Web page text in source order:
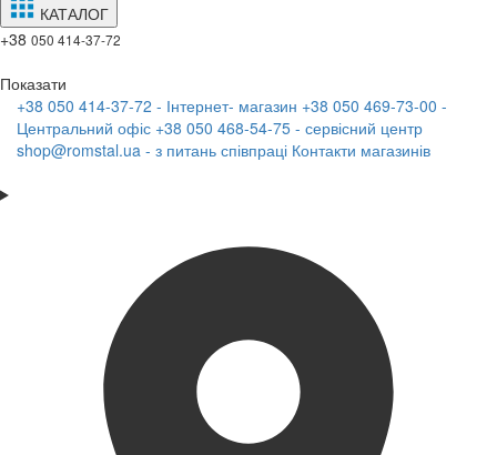
КАТАЛОГ
+38 050 414-37-72
Показати
+38 050 414-37-72 - Інтернет- магазин +38 050 469-73-00 -
Центральний офіс +38 050 468-54-75 - сервісний центр
shop@romstal.ua - з питань співпраці Контакти магазинів